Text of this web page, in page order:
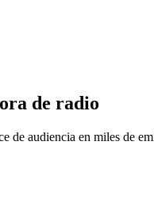
de radio
de audiencia en miles de